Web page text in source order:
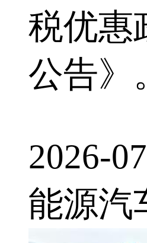
税优惠
公告》
2026-
能源汽